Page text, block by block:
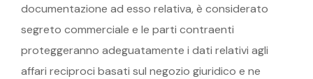
documentazione ad esso relativa, è considerato
segreto commerciale e le parti contraenti
proteggeranno adeguatamente i dati relativi agli
affari reciproci basati sul negozio giuridico e ne